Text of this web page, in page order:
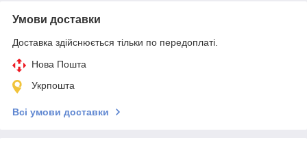
Умови доставки
Доставка здійснюється тільки по передоплаті.
Нова Пошта
Укрпошта
Всі умови доставки